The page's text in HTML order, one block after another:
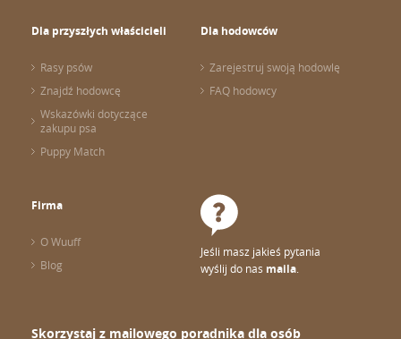
Dla przyszłych właścicieli
Rasy psów
Znajdź hodowcę
Wskazówki dotyczące
zakupu psa
Puppy Match
Dla hodowców
Zarejestruj swoją hodowlę
FAQ hodowcy
Firma
O Wuuff
Blog
Jeśli masz jakieś pytania
wyślij do nas maila.
Skorzystaj z mailowego poradnika dla osób